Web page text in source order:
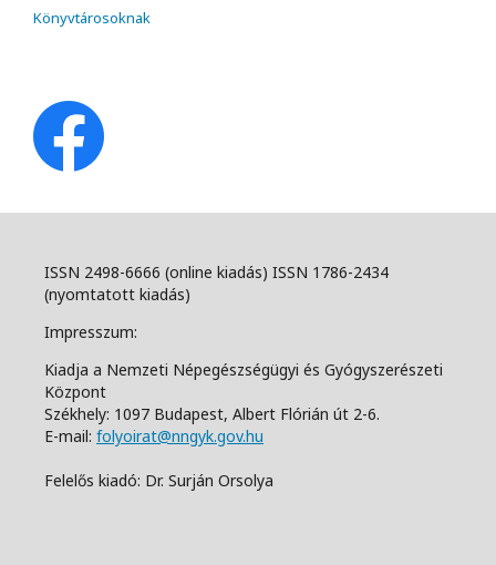
Könyvtárosoknak
ISSN 2498-6666 (online kiadás) ISSN 1786-2434
(nyomtatott kiadás)
Impresszum:
Kiadja a Nemzeti Népegészségügyi és Gyógyszerészeti
Központ
Székhely: 1097 Budapest, Albert Flórián út 2-6.
E-mail: folyoirat@nngyk.gov.hu
Felelős kiadó: Dr. Surján Orsolya